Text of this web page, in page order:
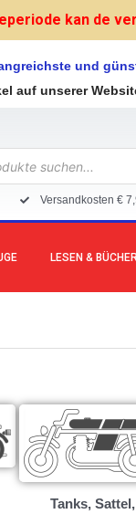
kan de
und
auf unserer
Versandkosten €
LESEN &
Tanks, Sattel,